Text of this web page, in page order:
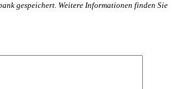
gespeichert. Weitere Informationen finden Sie